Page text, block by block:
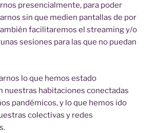
presencialmente, para poder
sin que medien pantallas de por
facilitaremos el streaming y/o
sesiones para las que no puedan
lo que hemos estado
nuestras habitaciones conectadas
pandémicos, y lo que hemos ido
colectivas y redes